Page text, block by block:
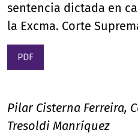
sentencia dictada en
la Excma. Corte
PDF
Pilar Cisterna Ferreira,
Tresoldi Manríquez